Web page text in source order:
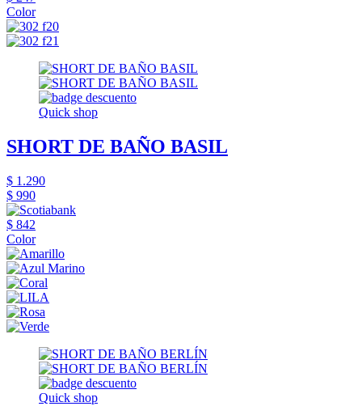
Color
Quick shop
SHORT DE BAÑO BASIL
$ 1.290
$ 990
$ 842
Color
Quick shop